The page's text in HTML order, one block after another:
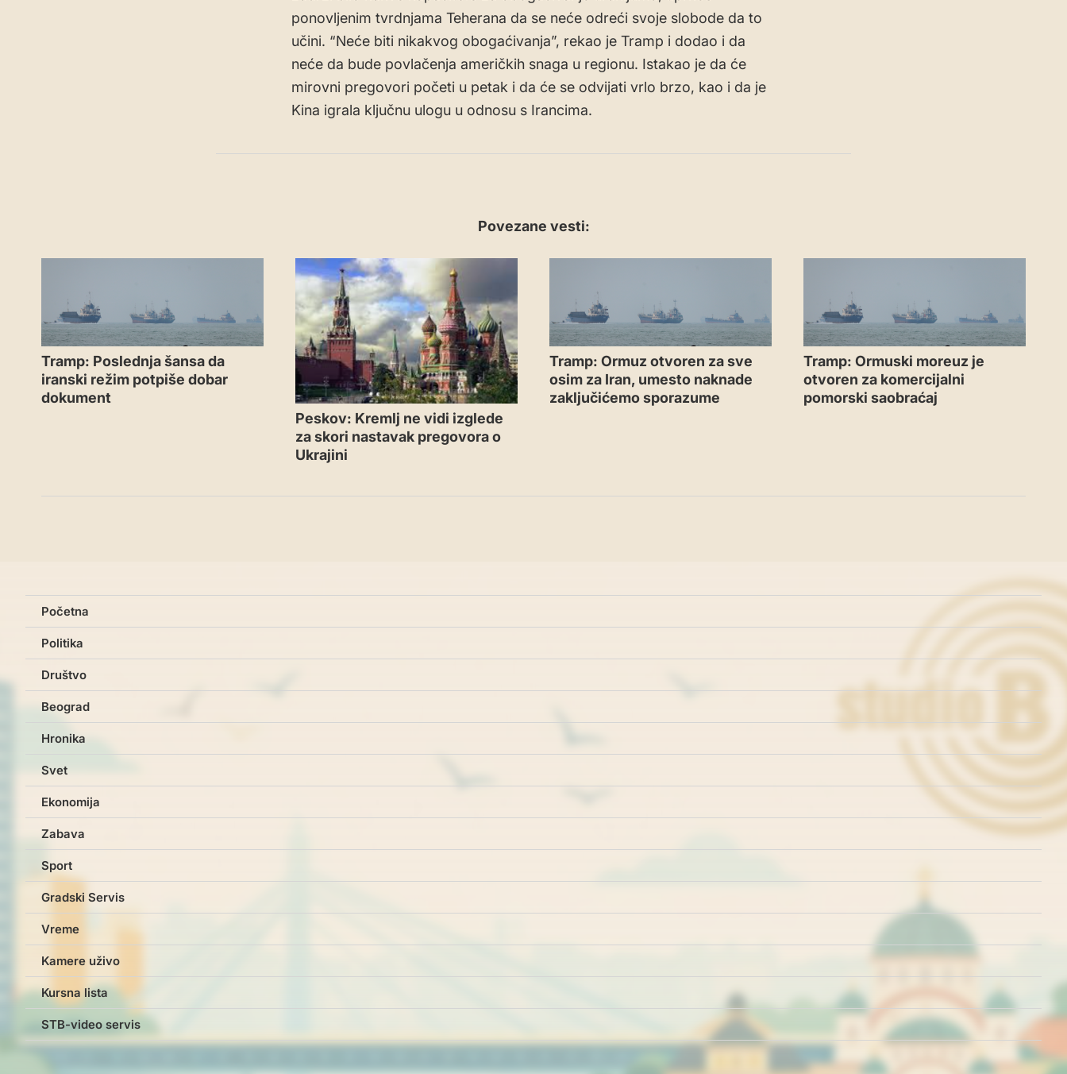
ponovljenim tvrdnjama Teherana da se neće odreći svoje slobode da to
učini. “Neće biti nikakvog obogaćivanja”, rekao je Tramp i dodao i da
neće da bude povlačenja američkih snaga u regionu. Istakao je da će
mirovni pregovori početi u petak i da će se odvijati vrlo brzo, kao i da je
Kina igrala ključnu ulogu u odnosu s Irancima.
Povezane vesti:
Tramp: Poslednja šansa da
iranski režim potpiše dobar
dokument
Peskov: Kremlj ne vidi izglede
za skori nastavak pregovora o
Ukrajini
Tramp: Ormuz otvoren za sve
osim za Iran, umesto naknade
zaključićemo sporazume
Tramp: Ormuski moreuz je
otvoren za komercijalni
pomorski saobraćaj
Početna
Politika
Društvo
Beograd
Hronika
Svet
Ekonomija
Zabava
Sport
Gradski Servis
Vreme
Kamere uživo
Kursna lista
STB-video servis